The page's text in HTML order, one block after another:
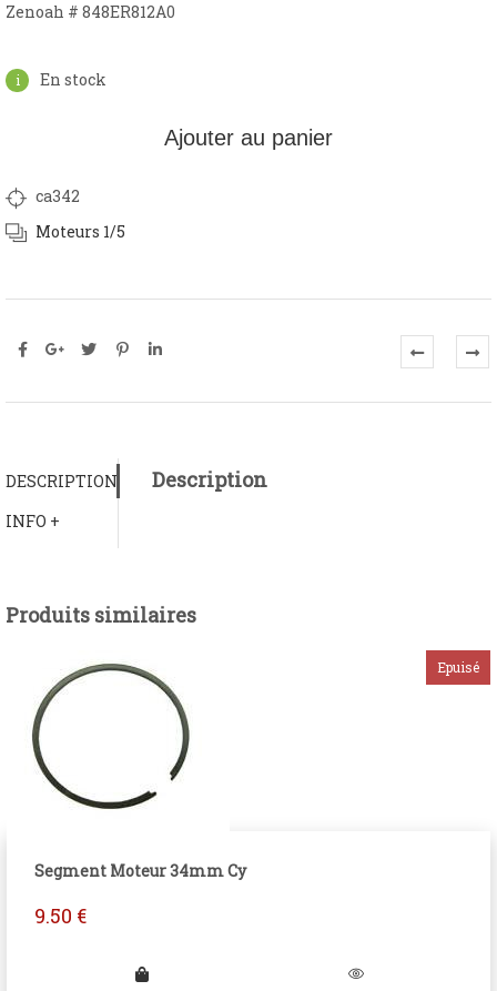
Zenoah # 848ER812A0
En stock
Ajouter au panier
ca342
Moteurs 1/5
DESCRIPTION
INFO +
Description
Produits similaires
Segment Moteur 34mm Cy
9.50 €